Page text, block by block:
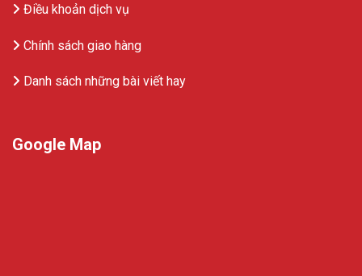
Điều khoản dịch vụ
Chính sách giao hàng
Danh sách những bài viết hay
Google Map